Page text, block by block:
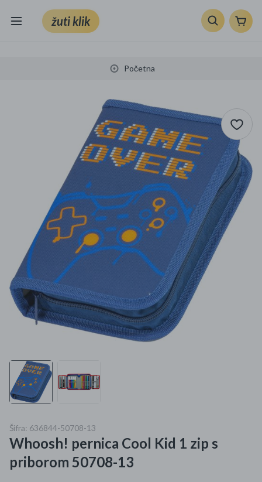
žuti klik
Mobiteli, računala i elektronika
VRT I ALATI
Klik supermarket
Sport i slobodno vrijeme
Ljepota i zdravlje
Mame i bebe
Igračke
Kućanski aparati
Specijalne kategorije
Kišobrani akcija
Ograničena cijena
Početna
Šifra: 636844-50708-13
Whoosh! pernica Cool Kid 1 zip s
priborom 50708-13